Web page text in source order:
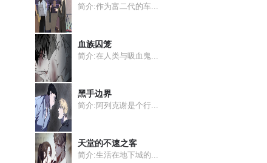
简介:作为富二代的车...
血族囚笼
简介:在人类与吸血鬼...
黑手边界
简介:阿列克谢是个行...
天堂的不速之客
简介:生活在地下城的...